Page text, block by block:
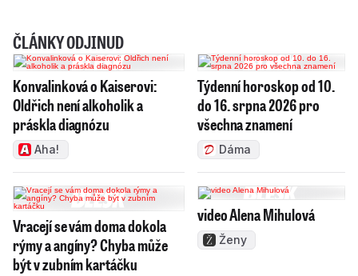
ČLÁNKY ODJINUD
Konvalinková o Kaiserovi:
Oldřich není alkoholik a
práskla diagnózu
Aha!
Týdenní horoskop od 10.
do 16. srpna 2026 pro
všechna znamení
Dáma
Vracejí se vám doma dokola
rýmy a angíny? Chyba může
být v zubním kartáčku
video Alena Mihulová
Ženy